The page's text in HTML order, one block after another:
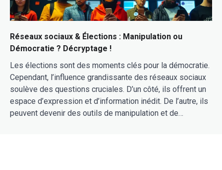
Réseaux sociaux & Élections : Manipulation ou
Démocratie ? Décryptage !
Les élections sont des moments clés pour la démocratie.
Cependant, l’influence grandissante des réseaux sociaux
soulève des questions cruciales. D’un côté, ils offrent un
espace d’expression et d’information inédit. De l’autre, ils
peuvent devenir des outils de manipulation et de…